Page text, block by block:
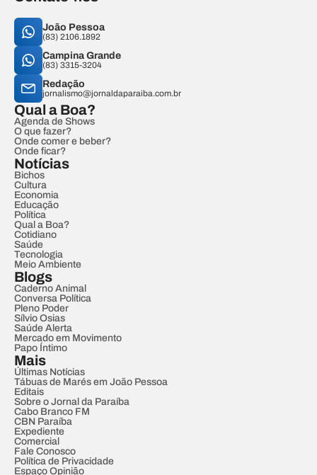
João Pessoa
(83) 2106.1892
Campina Grande
(83) 3315-3204
Redação
jornalismo@jornaldaparaiba.com.br
Qual a Boa?
Agenda de Shows
O que fazer?
Onde comer e beber?
Onde ficar?
Notícias
Bichos
Cultura
Economia
Educação
Política
Qual a Boa?
Cotidiano
Saúde
Tecnologia
Meio Ambiente
Blogs
Caderno Animal
Conversa Política
Pleno Poder
Sílvio Osias
Saúde Alerta
Mercado em Movimento
Papo Íntimo
Mais
Últimas Notícias
Tábuas de Marés em João Pessoa
Editais
Sobre o Jornal da Paraíba
Cabo Branco FM
CBN Paraíba
Expediente
Comercial
Fale Conosco
Política de Privacidade
Espaço Opinião